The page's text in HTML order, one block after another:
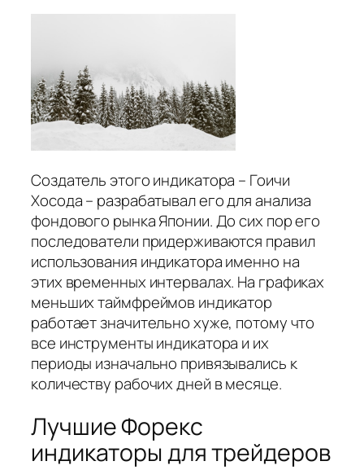
Создатель этого индикатора – Гоичи
Хосода – разрабатывал его для анализа
фондового рынка Японии. До сих пор его
последователи придерживаются правил
использования индикатора именно на
этих временных интервалах. На графиках
меньших таймфреймов индикатор
работает значительно хуже, потому что
все инструменты индикатора и их
периоды изначально привязывались к
количеству рабочих дней в месяце.
Лучшие Форекс
индикаторы для трейдеров